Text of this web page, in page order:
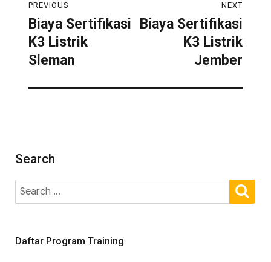
PREVIOUS
Biaya Sertifikasi
K3 Listrik
Sleman
NEXT
Biaya Sertifikasi
K3 Listrik
Jember
Search
Daftar Program Training